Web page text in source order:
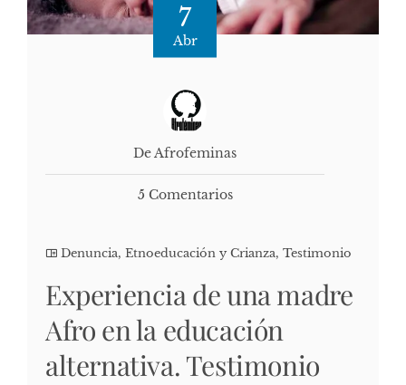
7
Abr
De Afrofeminas
5 Comentarios
Denuncia, Etnoeducación y Crianza, Testimonio
Experiencia de una madre
Afro en la educación
alternativa. Testimonio